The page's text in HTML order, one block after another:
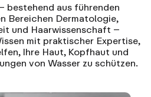
bestehend aus führenden
Bereichen Dermatologie,
und Haarwissenschaft –
mit praktischer Expertise,
Ihre Haut, Kopfhaut und
von Wasser zu schützen.